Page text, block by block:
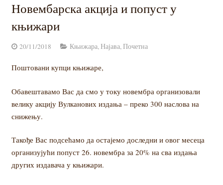
Новембарска акција и попуст у
књижари
20/11/2018 Књижара,Најава,Почетна
Поштовани купци књижаре,
Обавештавамо Вас да смо у току новембра организовали
велику акцију Вулканових издања – преко 300 наслова на
снижењу.
Такође Вас подсећамо да остајемо доследни и овог месеца
организујући попуст 26. новембра за 20% на сва издања
других издавача у књижари.